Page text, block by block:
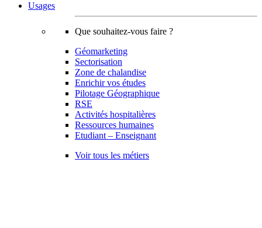
Usages
Que souhaitez-vous faire ?
Géomarketing
Sectorisation
Zone de chalandise
Enrichir vos études
Pilotage Géographique
RSE
Activités hospitalières
Ressources humaines
Etudiant – Enseignant
Voir tous les métiers